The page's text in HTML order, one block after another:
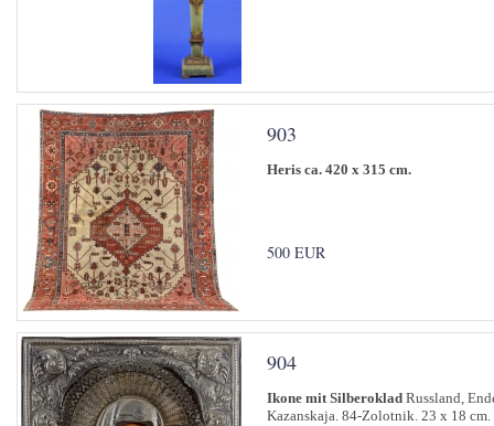
903
Heris ca. 420 x 315 cm.
500 EUR
904
Ikone mit Silberoklad Russland,
Kazanskaja. 84-Zolotnik. 23 x 18 cm.